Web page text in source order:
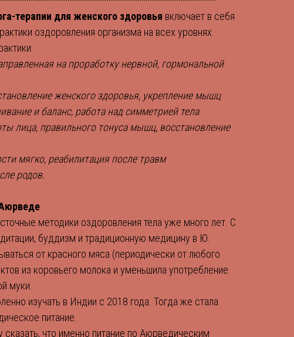
терапии для женского здоровья включает в себя
оздоровления организма на всех уровнях.
на проработку нервной, гормональной
женского здоровья, укрепление мышц
и баланс, работа над симметрией тела
лица, правильного тонуса мышц, восстановление
мягко, реабилитация после травм
родов.
методики оздоровления тела уже много лет. С
буддизм и традиционную медицину в Ю.
от красного мяса (периодически от любого
из коровьего молока и уменьшила употребление
муки.
изучать в Индии с 2018 года. Тогда же стала
питание.
сказать, что именно питание по Аюрведическим